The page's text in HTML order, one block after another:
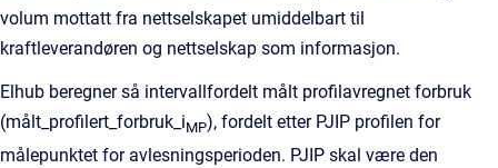
volum mottatt fra nettselskapet umiddelbart til
kraftleverandøren og nettselskap som informasjon.
Elhub beregner så intervallfordelt målt profilavregnet forbruk
(målt_profilert_forbruk_iMP), fordelt etter PJIP profilen for
målepunktet for avlesningsperioden. PJIP skal være den